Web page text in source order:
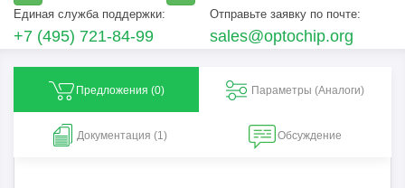
Единая служба поддержки:
+7 (495) 721-84-99
Отправьте заявку по почте:
sales@optochip.org
Предложения (0) Параметры (Aналоги)
Документация (1) Обсуждение